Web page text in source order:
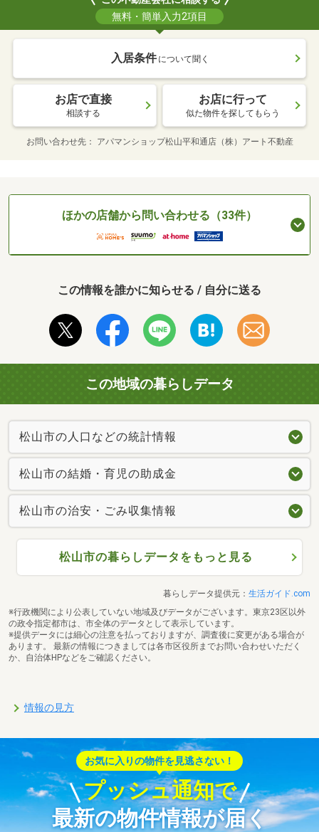
無料・簡単入力2項目
入居条件 について聞く
お店で直接
相談する
お店に行って
似た物件を探してもらう
お問い合わせ先 アパマンショップ松山平和通店（株）アート不動産
ほかの店舗から問い合わせる（33件）
この情報を誰かに知らせる / 自分に送る
この地域の暮らしデータ
松山市の人口などの統計情報
松山市の結婚・育児の助成金
松山市の治安・ごみ収集情報
松山市の暮らしデータをもっと見る
暮らしデータ提供元： 生活ガイド.com
※行政機関により公表していない地域及びデータがございます。東京23区以外
の政令指定都市は、市全体のデータとして表示しています。
※提供データには細心の注意を払っておりますが、調査後に変更がある場合が
あります。 最新の情報につきましては各市区役所までお問い合わせいただく
か、自治体HPなどをご確認ください。
情報の見方
お気に入りの物件を見逃さない！
プッシュ通知で
最新の物件情報が届く